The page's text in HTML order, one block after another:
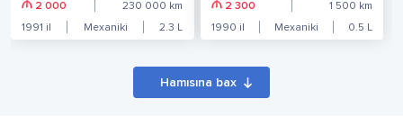
2 000 230 000 km
1991 il Mexaniki 2.3 L
2 300 1 500 km
1990 il Mexaniki 0.5 L
Hamısına bax